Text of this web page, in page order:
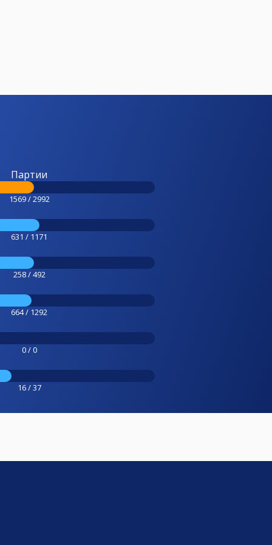
Партии
1569 / 2992
631 / 1171
258 / 492
664 / 1292
0 / 0
16 / 37